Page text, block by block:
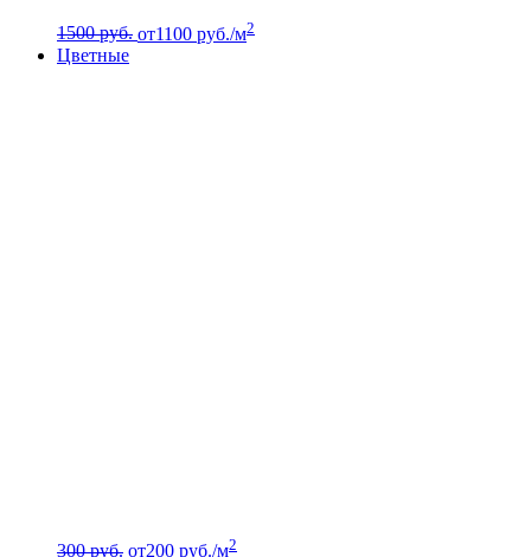
1500 руб. от1100 руб./м2
Цветные
300 руб. от200 руб./м2